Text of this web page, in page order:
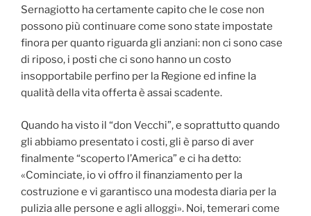
Sernagiotto ha certamente capito che le cose non
possono più continuare come sono state impostate
finora per quanto riguarda gli anziani: non ci sono case
di riposo, i posti che ci sono hanno un costo
insopportabile perfino per la Regione ed infine la
qualità della vita offerta è assai scadente.
Quando ha visto il “don Vecchi”, e soprattutto quando
gli abbiamo presentato i costi, gli è parso di aver
finalmente “scoperto l’America” e ci ha detto:
«Cominciate, io vi offro il finanziamento per la
costruzione e vi garantisco una modesta diaria per la
pulizia alle persone e agli alloggi». Noi, temerari come